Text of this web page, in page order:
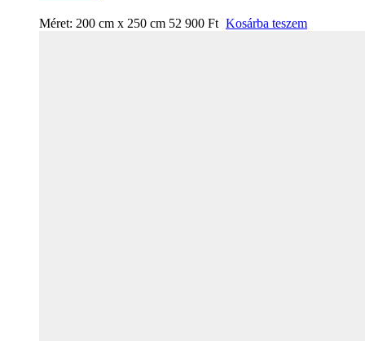
Méret: 200 cm x 250 cm 52 900 Ft Kosárba teszem